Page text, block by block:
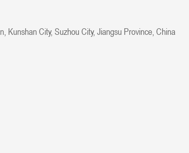
Kunshan City, Suzhou City, Jiangsu Province, China